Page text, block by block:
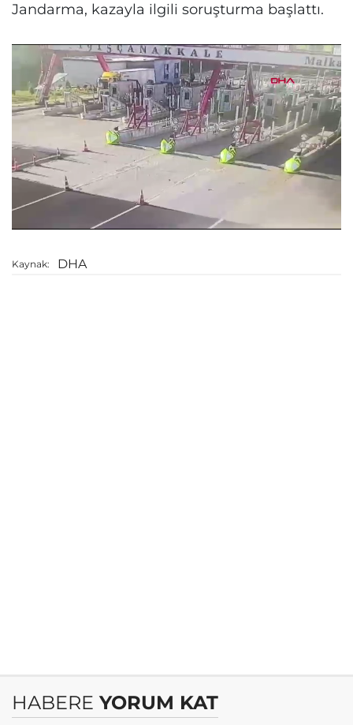
Jandarma, kazayla ilgili soruşturma başlattı.
Kaynak: DHA
HABERE YORUM KAT